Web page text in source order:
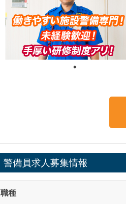
警備員求人募集情報
職種